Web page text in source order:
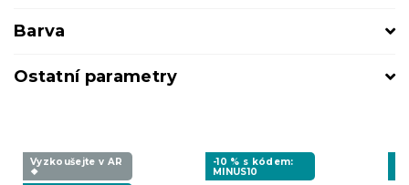
Barva
Ostatní parametry
Vyzkoušejte v AR
❖
-10 % s kódem:
MINUS10